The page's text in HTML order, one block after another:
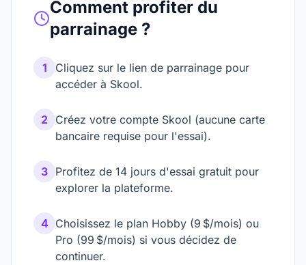
Comment profiter du
parrainage ?
1
Cliquez sur le lien de parrainage pour
accéder à Skool.
2 Créez votre compte Skool (aucune carte
bancaire requise pour l'essai).
3 Profitez de 14 jours d'essai gratuit pour
explorer la plateforme.
4 Choisissez le plan Hobby (9 $/mois) ou
Pro (99 $/mois) si vous décidez de
continuer.